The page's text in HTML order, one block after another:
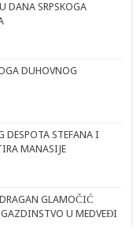
DANA SRPSKOGA
DUHOVNOG
DESPOTA STEFANA I
MANASIJE
GLAMOČIĆ
U MEDVEĐI